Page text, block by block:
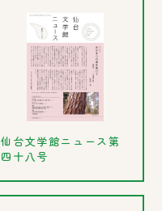
仙台文学館ニュース第
四十八号